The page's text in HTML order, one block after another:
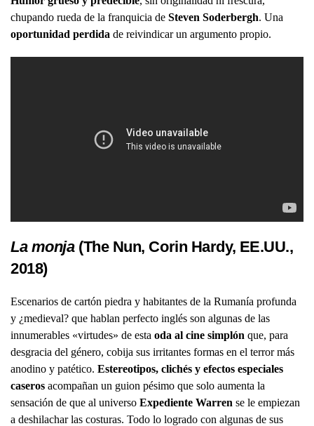
chupando rueda de la franquicia de Steven Soderbergh. Una
oportunidad perdida de reivindicar un argumento propio.
La monja(The Nun, Corin Hardy, EE.UU.,
2018)
Escenarios de cartón piedra y habitantes de la Rumanía profunda
y ¿medieval? que hablan perfecto inglés son algunas de las
innumerables «virtudes» de esta oda al cine simplón que, para
desgracia del género, cobija sus irritantes formas en el terror más
anodino y patético. Estereotipos, clichés y efectos especiales
caseros acompañan un guion pésimo que solo aumenta la
sensación de que al universo Expediente Warren se le empiezan
a deshilachar las costuras. Todo lo logrado con algunas de sus